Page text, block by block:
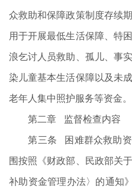
众救助和保障政策制度存续
用于开展最低生活保障、特
浪乞讨人员救助、孤儿、事
染儿童基本生活保障以及未
老年人集中照护服务等资金。
第二章 监督检查内容
第三条 困难群众救助资
围按照《财政部、民政部关
补助资金管理办法〉的通知